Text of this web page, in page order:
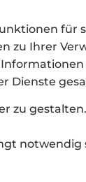
für
zu Ihrer
Dienste
zu gestalten.
notwendig